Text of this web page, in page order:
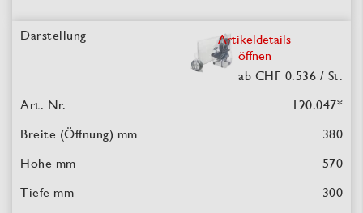
Artikeldetails
öffnen
ab CHF 0.536 / St.
120.047*
380
570
300